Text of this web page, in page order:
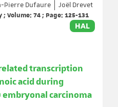
Pierre Dufaure
Joël Drevet
Volume: 74 ; Page: 125-131
HAL
transcription
acid during
carcinoma